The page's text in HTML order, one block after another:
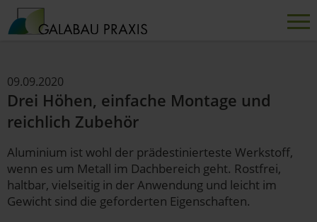
09.09.2020
Drei Höhen, einfache Montage und
reichlich Zubehör
Aluminium ist wohl der prädestinierteste Werkstoff,
wenn es um Metall im Dachbereich geht. Rostfrei,
haltbar, vielseitig in der Anwendung und leicht im
Gewicht sind die geforderten Eigenschaften.